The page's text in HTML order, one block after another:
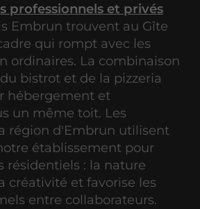
professionnels et privés
Embrun trouvent au Gîte
qui rompt avec les
ordinaires. La combinaison
bistrot et de la pizzeria
hébergement et
un même toit. Les
région d'Embrun utilisent
établissement pour
résidentiels : la nature
créativité et favorise les
entre collaborateurs.